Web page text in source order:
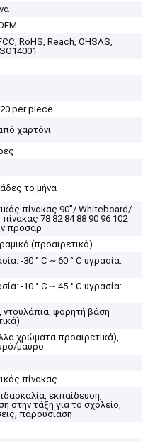
RoHS, Reach, OHSAS,
per piece
χαρτόνι
το μήνα
πίνακας 90"/ Whiteboard/
78 82 84 88 90 96 102
προσαρ
(προαιρετικό)
-30 ° C ~ 60 ° C υγρασία:
-10 ° C ~ 45 ° C υγρασία:
ντουλάπια, φορητή βάση
χρώματα προαιρετικά),
μαύρο
πίνακας
εκπαίδευση,
στην τάξη για το σχολείο,
παρουσίαση